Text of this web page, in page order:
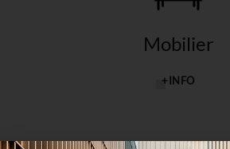
Mobilier
+INFO